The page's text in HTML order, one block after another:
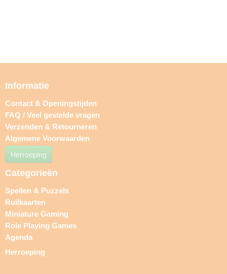
Informatie
Contact & Openingstijden
FAQ / Veel gestelde vragen
Verzenden & Retourneren
Algemene Voorwaarden
Herroeping
Categorieën
Spellen & Puzzels
Ruilkaarten
Miniature Gaming
Role Playing Games
Agenda
Herroeping